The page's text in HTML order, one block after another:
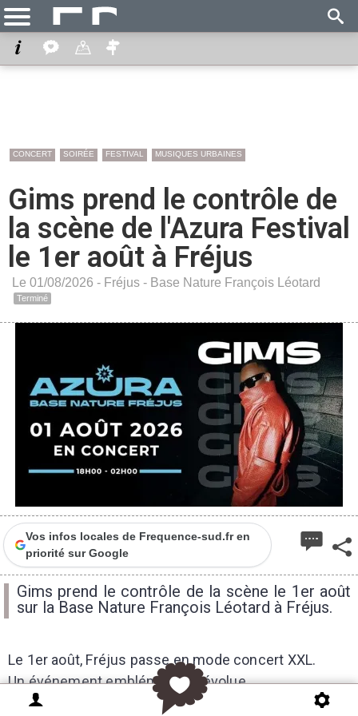
CONCERT SOIRÉE FESTIVAL MUSIQUES URBAINES
Gims prend le contrôle de
la scène de l'Azura Festival
le 1er août à Fréjus
Le 01/08/2026 - Fréjus - Base Nature François Léotard
Terminé
Vos infos locales de Frequence-sud.fr en
priorité sur Google
Gims prend le contrôle de la scène le 1er août
sur la Base Nature François Léotard à Fréjus.
Le 1er août, Fréjus passe en mode concert XXL.
Un événement emblématique évolue.
Mais l’énergie reste intacte.